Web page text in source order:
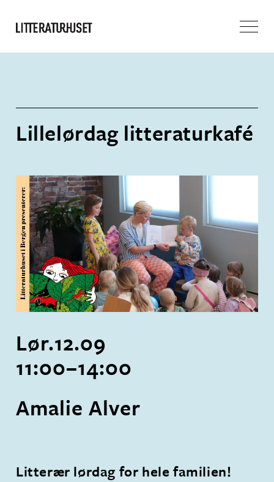
Lillelørdag litteraturkafé
Lør.12.09
11:00–14:00
Amalie Alver
Litterær lørdag for hele familien!